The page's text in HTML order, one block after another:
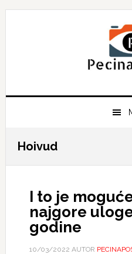
Skip
Skip
Skip
Hoivud
I to je
najgore
godine
10/03/2022 AUTOR